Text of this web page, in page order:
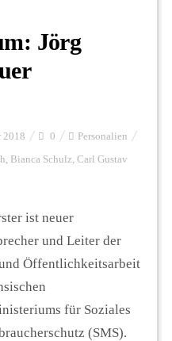
Jörg
2018 0 Personalien
, Bianca Schulz, Carl Gustav
ist neuer
und Leiter der
Öffentlichkeitsarbeit
für Soziales
(SMS).